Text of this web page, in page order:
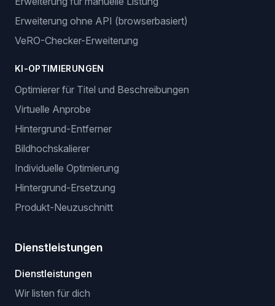
Erweiterung ohne API (browserbasiert)
VeRO-Checker-Erweiterung
KI-OPTIMIERUNGEN
Optimierer für Titel und Beschreibungen
Virtuelle Anprobe
Hintergrund-Entferner
Bildhochskalierer
Individuelle Optimierung
Hintergrund-Ersetzung
Produkt-Neuzuschnitt
Dienstleistungen
Dienstleistungen
Wir listen für dich